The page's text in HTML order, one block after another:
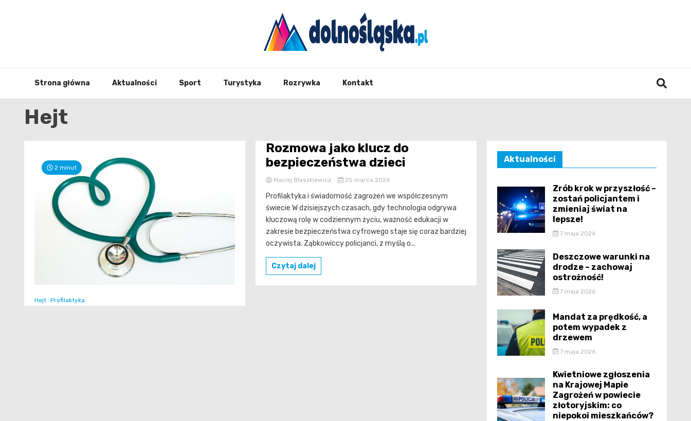
Strona główna Aktualności Sport Turystyka Rozrywka Kontakt
Hejt
2 minut
Hejt Profilaktyka
Rozmowa jako klucz do
bezpieczeństwa dzieci
Maciej Błaszkiewicz 25 marca 2026
Profilaktyka i świadomość zagrożeń we współczesnym
świecie W dzisiejszych czasach, gdy technologia odgrywa
kluczową rolę w codziennym życiu, ważność edukacji w
zakresie bezpieczeństwa cyfrowego staje się coraz bardziej
oczywista. Ząbkowiccy policjanci, z myślą o...
Czytaj dalej
Aktualności
Zrób krok w przyszłość –
zostań policjantem i
zmieniaj świat na
lepsze!
7 maja 2026
Deszczowe warunki na
drodze – zachowaj
ostrożność!
7 maja 2026
Mandat za prędkość, a
potem wypadek z
drzewem
7 maja 2026
Kwietniowe zgłoszenia
na Krajowej Mapie
Zagrożeń w powiecie
złotoryjskim: co
niepokoi mieszkańców?